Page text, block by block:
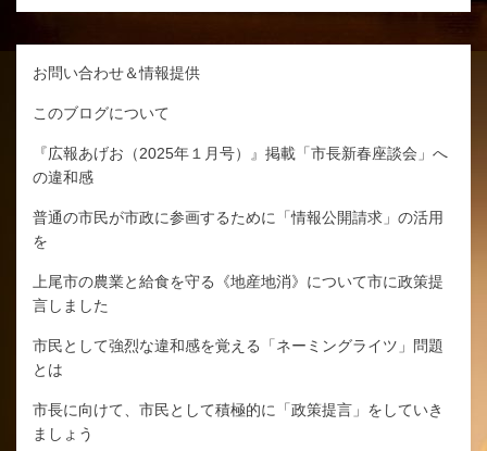
お問い合わせ＆情報提供
このブログについて
『広報あげお（2025年１月号）』掲載「市長新春座談会」へ
の違和感
普通の市民が市政に参画するために「情報公開請求」の活用
を
上尾市の農業と給食を守る《地産地消》について市に政策提
言しました
市民として強烈な違和感を覚える「ネーミングライツ」問題
とは
市長に向けて、市民として積極的に「政策提言」をしていき
ましょう